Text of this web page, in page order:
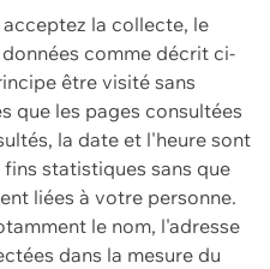
la collecte, le
comme décrit ci-
être visité sans
que les pages consultées
la date et l'heure sont
statistiques sans que
liées à votre personne.
le nom, l'adresse
dans la mesure du